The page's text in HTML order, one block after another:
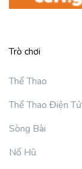
Trò chơi
Thể Thao
Thể Thao Điện Tử
Sòng Bài
Nổ Hũ